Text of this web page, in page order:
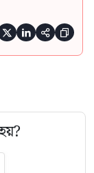
   